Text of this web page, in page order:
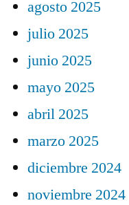
agosto 2025
julio 2025
junio 2025
mayo 2025
abril 2025
marzo 2025
diciembre 2024
noviembre 2024